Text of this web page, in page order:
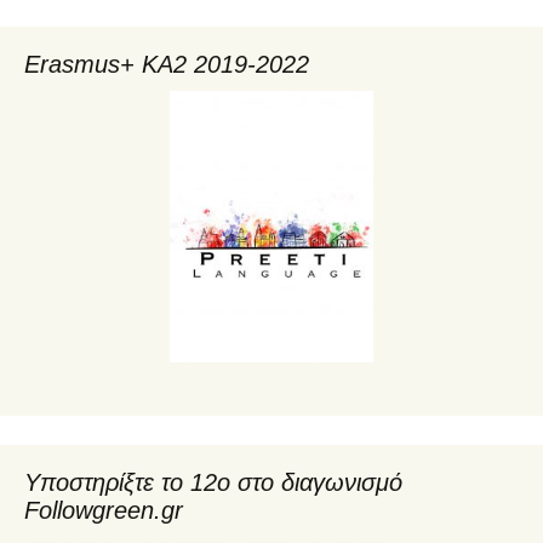
Erasmus+ KA2 2019-2022
Υποστηρίξτε το 12ο στο διαγωνισμό
Followgreen.gr